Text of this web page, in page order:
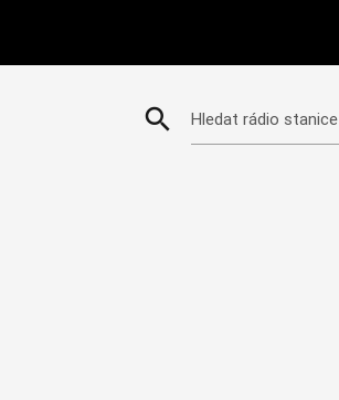
search Hledat rádio stanice